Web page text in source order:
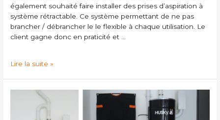
également souhaité faire installer des prises d’aspiration à
système rétractable. Ce système permettant de ne pas
brancher / débrancher le le flexible à chaque utilisation. Le
client gagne donc en praticité et …
Lire la suite »